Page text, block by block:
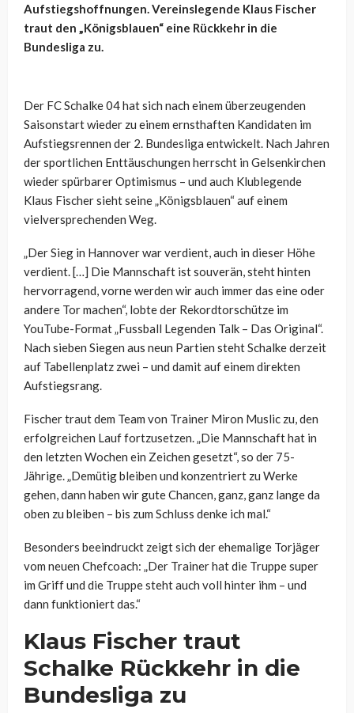
Aufstiegshoffnungen. Vereinslegende Klaus Fischer
traut den „Königsblauen“ eine Rückkehr in die
Bundesliga zu.
Der FC Schalke 04 hat sich nach einem überzeugenden
Saisonstart wieder zu einem ernsthaften Kandidaten im
Aufstiegsrennen der 2. Bundesliga entwickelt. Nach Jahren
der sportlichen Enttäuschungen herrscht in Gelsenkirchen
wieder spürbarer Optimismus – und auch Klublegende
Klaus Fischer sieht seine „Königsblauen“ auf einem
vielversprechenden Weg.
„Der Sieg in Hannover war verdient, auch in dieser Höhe
verdient. […] Die Mannschaft ist souverän, steht hinten
hervorragend, vorne werden wir auch immer das eine oder
andere Tor machen“, lobte der Rekordtorschütze im
YouTube-Format „Fussball Legenden Talk – Das Original“.
Nach sieben Siegen aus neun Partien steht Schalke derzeit
auf Tabellenplatz zwei – und damit auf einem direkten
Aufstiegsrang.
Fischer traut dem Team von Trainer Miron Muslic zu, den
erfolgreichen Lauf fortzusetzen. „Die Mannschaft hat in
den letzten Wochen ein Zeichen gesetzt“, so der 75-
Jährige. „Demütig bleiben und konzentriert zu Werke
gehen, dann haben wir gute Chancen, ganz, ganz lange da
oben zu bleiben – bis zum Schluss denke ich mal.“
Besonders beeindruckt zeigt sich der ehemalige Torjäger
vom neuen Chefcoach: „Der Trainer hat die Truppe super
im Griff und die Truppe steht auch voll hinter ihm – und
dann funktioniert das.“
Klaus Fischer traut
Schalke Rückkehr in die
Bundesliga zu